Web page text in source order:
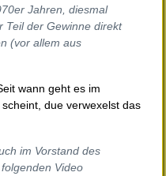
Jahren, diesmal
Teil der Gewinne direkt
(vor allem aus
wann geht es im
due verwexelst das
im Vorstand des
Video